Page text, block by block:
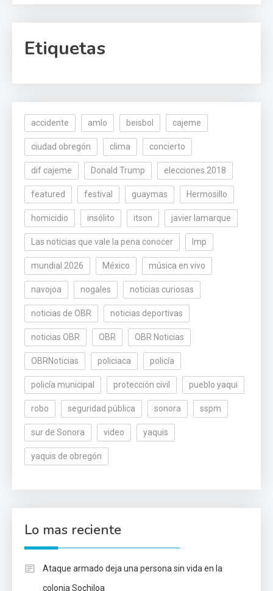
Etiquetas
accidente amlo beisbol cajeme
ciudad obregón clima concierto
dif cajeme Donald Trump elecciones 2018
featured festival guaymas Hermosillo
homicidio insólito itson javier lamarque
Las noticias que vale la pena conocer lmp
mundial 2026 México música en vivo
navojoa nogales noticias curiosas
noticias de OBR noticias deportivas
noticias OBR OBR OBR Noticias
OBRNoticias policiaca policía
policía municipal protección civil pueblo yaqui
robo seguridad pública sonora sspm
sur de Sonora video yaquis
yaquis de obregón
Lo mas reciente
Ataque armado deja una persona sin vida en la
colonia Sochiloa